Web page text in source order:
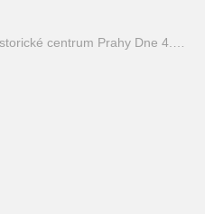
centrum Prahy Dne 4.…